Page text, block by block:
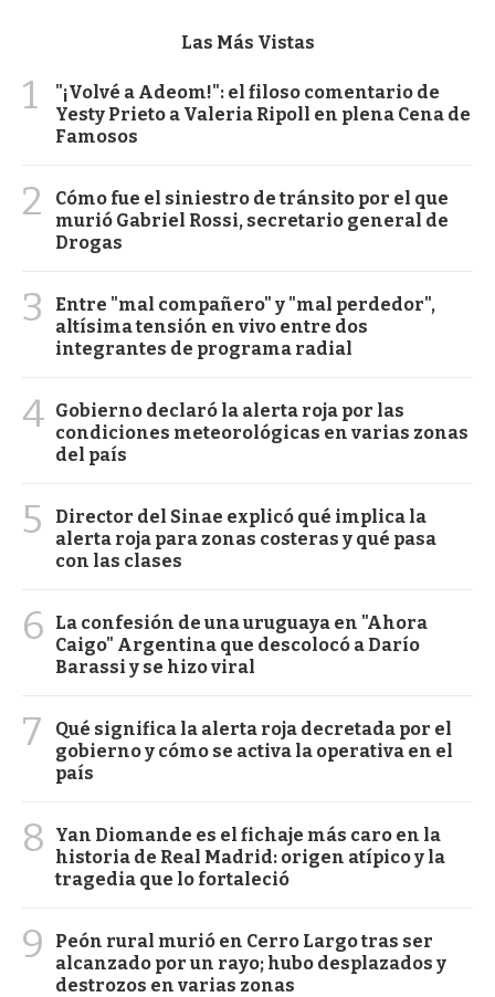
Las Más Vistas
1
"¡Volvé a Adeom!": el filoso comentario de
Yesty Prieto a Valeria Ripoll en plena Cena de
Famosos
2
Cómo fue el siniestro de tránsito por el que
murió Gabriel Rossi, secretario general de
Drogas
3
Entre "mal compañero" y "mal perdedor",
altísima tensión en vivo entre dos
integrantes de programa radial
4 Gobierno declaró la alerta roja por las
condiciones meteorológicas en varias zonas
del país
5
Director del Sinae explicó qué implica la
alerta roja para zonas costeras y qué pasa
con las clases
6
La confesión de una uruguaya en "Ahora
Caigo" Argentina que descolocó a Darío
Barassi y se hizo viral
7
Qué significa la alerta roja decretada por el
gobierno y cómo se activa la operativa en el
país
8
Yan Diomande es el fichaje más caro en la
historia de Real Madrid: origen atípico y la
tragedia que lo fortaleció
9
Peón rural murió en Cerro Largo tras ser
alcanzado por un rayo; hubo desplazados y
destrozos en varias zonas